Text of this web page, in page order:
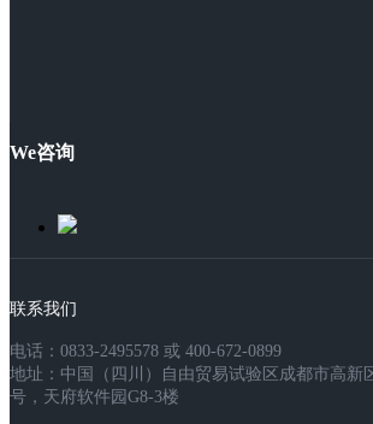
We咨询
联系我们
电话：0833-2495578 或 400-672-0899
地址：中国（四川）自由贸易试验区成都市高新
号，天府软件园G8-3楼